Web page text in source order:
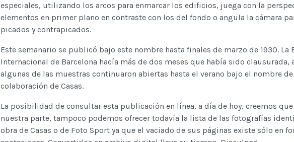
especiales, utilizando los arcos para enmarcar los edificios, juega con la
elementos en primer plano en contraste con los del fondo o angula la cámara
picados y contrapicados.
Este semanario se publicó bajo este nombre hasta finales de marzo de 1930. La
Internacional de Barcelona hacía más de dos meses que había sido clausurada,
algunas de las muestras continuaron abiertas hasta el verano bajo el nombre
colaboración de Casas.
La posibilidad de consultar esta publicación en línea, a día de hoy, creemos que
nuestra parte, tampoco podemos ofrecer todavía la lista de las fotografías
obra de Casas o de Foto Sport ya que el vaciado de sus páginas existe sólo en